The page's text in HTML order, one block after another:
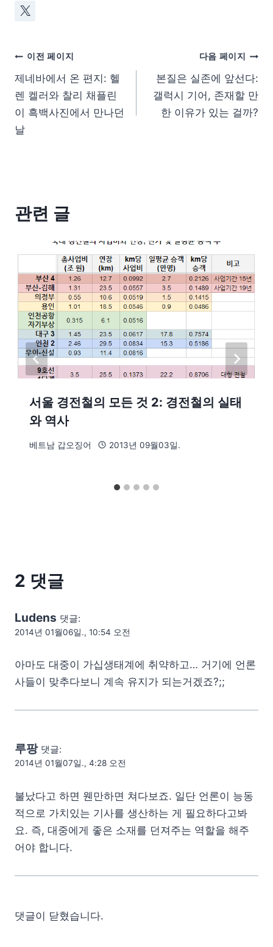
이전 페이지
제네바에서 온 편지: 헬
렌 켈러와 찰리 채플린
이 흑백사진에서 만나던
날
다음 페이지
본질은 실존에 앞선다:
갤럭시 기어, 존재할 만
한 이유가 있는 걸까?
관련 글
서울 경전철의 모든 것 2: 경전철의 실태
와 역사
베트남 갑오징어 2013년 09월03일.
2 댓글
Ludens 댓글:
2014년 01월06일., 10:54 오전
아마도 대중이 가십생태계에 취약하고… 거기에 언론
사들이 맞추다보니 계속 유지가 되는거겠죠?;;
루팡 댓글:
2014년 01월07일., 4:28 오전
불났다고 하면 웬만하면 쳐다보죠. 일단 언론이 능동
적으로 가치있는 기사를 생산하는 게 필요하다고봐
요. 즉, 대중에게 좋은 소재를 던져주는 역할을 해주
어야 합니다.
댓글이 닫혔습니다.